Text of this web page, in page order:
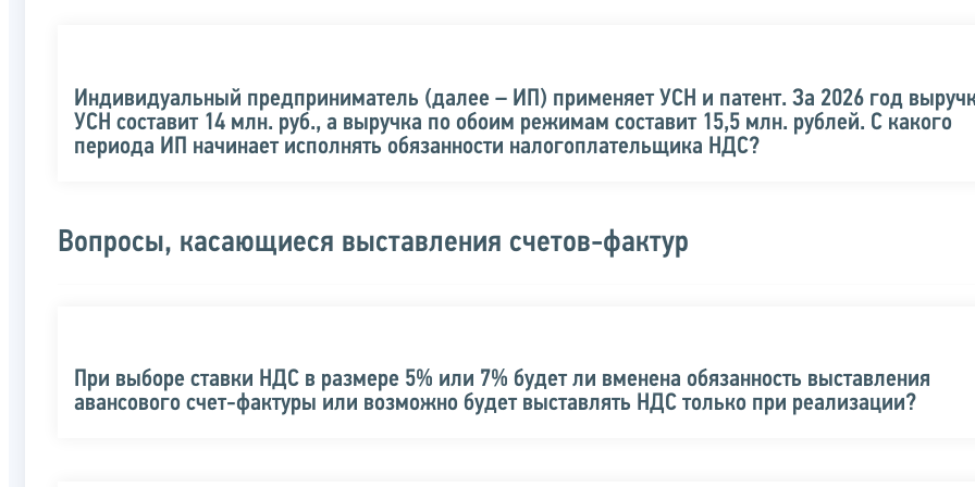
Индивидуальный предприниматель (далее – ИП) применяет УСН и патент. За 2026 год
УСН составит 14 млн. руб., а выручка по обоим режимам составит 15,5 млн. рублей. С какого
периода ИП начинает исполнять обязанности налогоплательщика НДС?
Вопросы, касающиеся выставления счетов-фактур
При выборе ставки НДС в размере 5% или 7% будет ли вменена обязанность выставления
авансового счет-фактуры или возможно будет выставлять НДС только при реализации?